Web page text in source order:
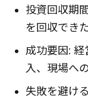
投資回収期
を回収でき
成功要因:
入、現場へ
失敗を避け